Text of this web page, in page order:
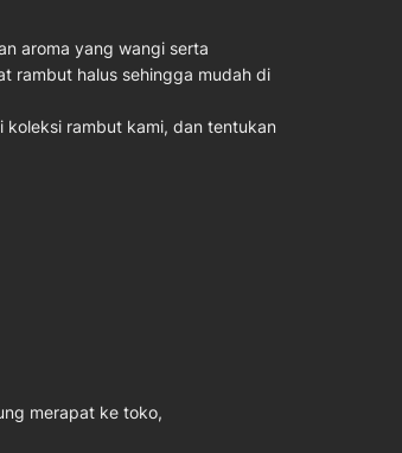
aroma yang wangi serta
rambut halus sehingga mudah di
koleksi rambut kami, dan tentukan
merapat ke toko,